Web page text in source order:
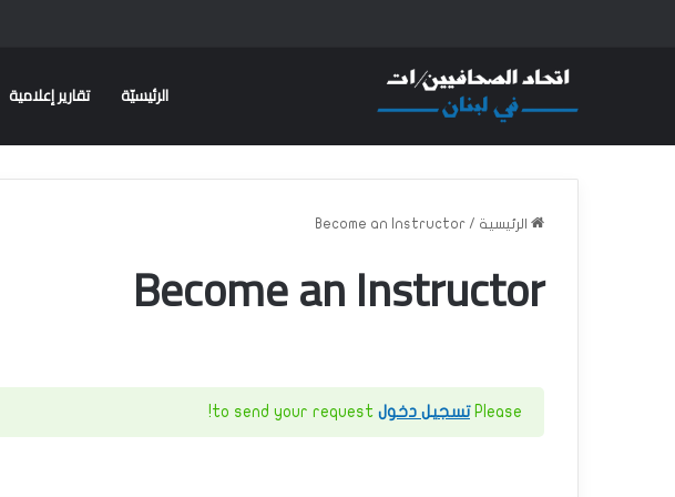
الرئيسيّة تقارير إعلامية
الرئيسية /
Become an Instructor
Become an Instructor
Please تسجيل دخول